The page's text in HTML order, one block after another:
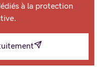
à la protection